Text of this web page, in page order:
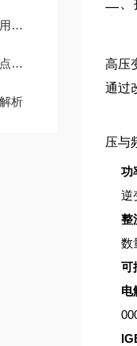
析
二、
高压
通过
压与
功
逆
整
数
可
电